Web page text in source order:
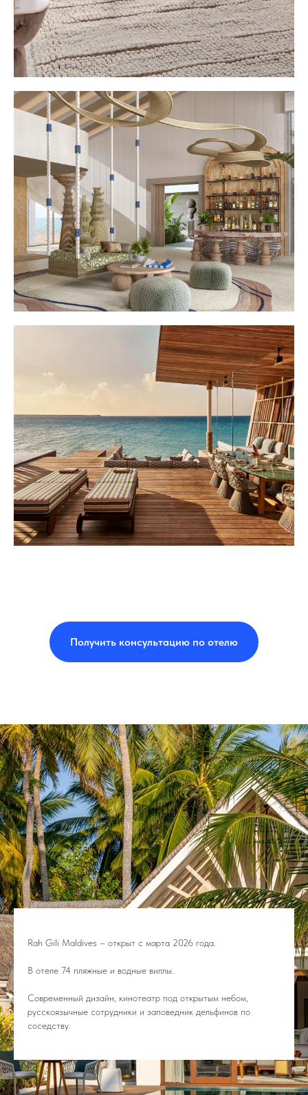
Получить консультацию по отелю
Rah Gili Maldives – открыт с марта 2026 года.
В отеле 74 пляжные и водные виллы.
Современный дизайн, кинотеатр под открытым небом,
русскоязычные сотрудники и заповедник дельфинов по
соседству.